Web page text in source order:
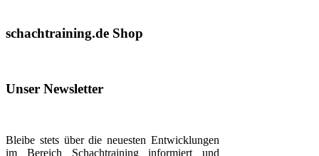
schachtraining.de Shop
Unser Newsletter
Bleibe stets über die neuesten Entwicklungen
im Bereich Schachtraining informiert und